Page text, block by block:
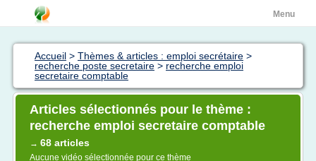
Menu
Accueil > Thèmes & articles : emploi secrétaire >
recherche poste secretaire > recherche emploi
secretaire comptable
Articles sélectionnés pour le thème :
recherche emploi secretaire comptable
→ 68 articles
Aucune vidéo sélectionnée pour ce thème